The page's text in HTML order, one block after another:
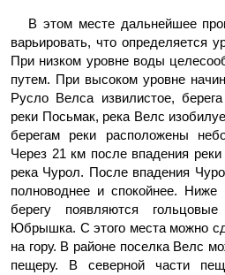
В этом месте дальнейшее
варьировать, что определяется
При низком уровне воды
путем. При высоком уровне
Русло Велса извилистое,
реки Посьмак, река Велс
берегам реки расположены
Через 21 км после впадения
река Чурол. После впадения
полноводнее и спокойнее.
берегу появляются
Юбрышка. С этого места можно
на гору. В районе поселка Велс
пещеру. В северной части